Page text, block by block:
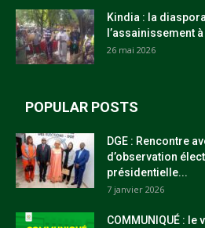
Kindia : la
l’assainissement
26 mai 2026
POPULAR POSTS
DGE : Rencontre
d’observation
présidentielle...
7 janvier 2026
COMMUNIQUÉ :